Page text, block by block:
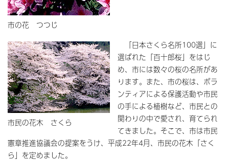
市の花 つつじ
市民の花木 さくら
「日本さくら名所100選」に
選ばれた「百十郎桜」をはじ
め、市には数々の桜の名所があ
ります。また、市の桜は、ボラ
ンティアによる保護活動や市民
の手による植樹など、市民との
関わりの中で愛され、育てられ
てきました。そこで、市は市民
憲章推進協議会の提案をうけ、平成22年4月、市民の花木「さく
ら」を定めました。